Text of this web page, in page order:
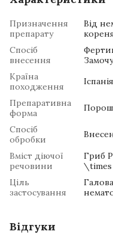
Призначення
препарату
Від
Спосіб
внесення
Країна
походження
Іспанія
Препаративна
форма
Спосіб
обробки
Вміст діючої
речовини
Гриб
Ціль
застосування
Відгуки